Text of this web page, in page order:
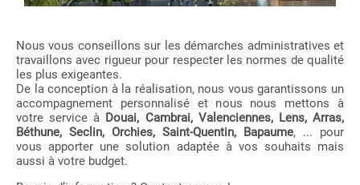
Nous vous conseillons sur les démarches administratives et
travaillons avec rigueur pour respecter les normes de qualité
les plus exigeantes.
De la conception à la réalisation, nous vous garantissons un
accompagnement personnalisé et nous nous mettons à
votre service à Douai, Cambrai, Valenciennes, Lens, Arras,
Béthune, Seclin, Orchies, Saint-Quentin, Bapaume, ... pour
vous apporter une solution adaptée à vos souhaits mais
aussi à votre budget.